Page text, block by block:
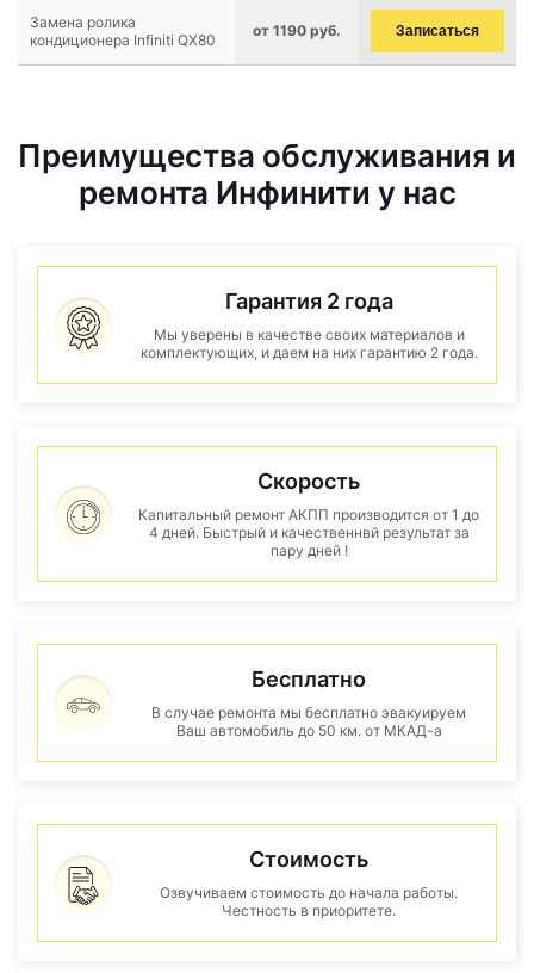
Замена ролика
кондиционера Infiniti QX80
от 1190 руб. Записаться
Преимущества обслуживания и
ремонта Инфинити у нас
Гарантия 2 года
Мы уверены в качестве своих материалов и
комплектующих, и даем на них гарантию 2 года.
Скорость
Капитальный ремонт АКПП производится от 1 до
4 дней. Быстрый и качественнвй результат за
пару дней !
Бесплатно
В случае ремонта мы бесплатно эвакуируем
Ваш автомобиль до 50 км. от МКАД-а
Стоимость
Озвучиваем стоимость до начала работы.
Честность в приоритете.